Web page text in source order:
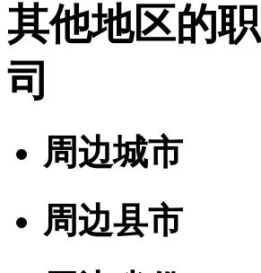
其他地区的
司
周边城市
周边县市